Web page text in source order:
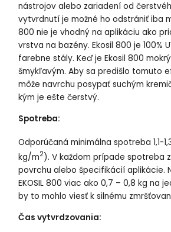
nástrojov alebo zariadení od
vytvrdnutí je možné ho odstrániť iba
800 nie je vhodný na aplikáciu ako
vrstva na bazény. Ekosil 800 je 100%
farebne stály. Keď je Ekosil 800
šmykľavým. Aby sa predišlo tomuto
môže navrchu posypať suchým
kým je ešte čerstvý.
Spotreba:
Odporúčaná minimálna spotreba 1,1-
kg/m2). V každom prípade spotreba
povrchu alebo špecifikácií aplikácie.
EKOSIL 800 viac ako 0,7 – 0,8 kg na
by to mohlo viesť k silnému
Čas vytvrdzovania: